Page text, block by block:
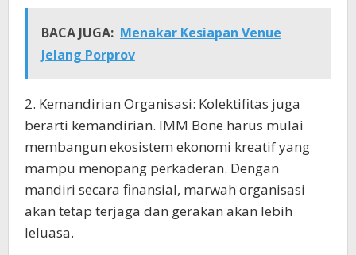
BACA JUGA: Menakar Kesiapan Venue
Jelang Porprov
2. Kemandirian Organisasi: Kolektifitas juga
berarti kemandirian. IMM Bone harus mulai
membangun ekosistem ekonomi kreatif yang
mampu menopang perkaderan. Dengan
mandiri secara finansial, marwah organisasi
akan tetap terjaga dan gerakan akan lebih
leluasa.